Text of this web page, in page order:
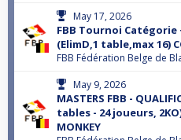
May 17, 2026
FBB Tournoi Catégorie
(ElimD,1 table,max 16)
FBB Fédération Belge de
May 9, 2026
MASTERS FBB -
tables - 24 joueurs,
MONKEY